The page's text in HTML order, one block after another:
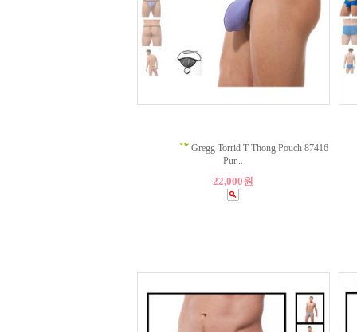
Gregg Torrid T Thong Pouch 87416
Pur...
22,000원